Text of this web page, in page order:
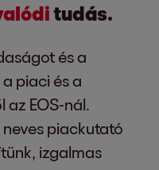
tudás.
és a
piaci és a
EOS-nál.
piackutató
izgalmas